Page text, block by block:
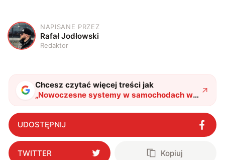
R
NAPISANE PRZEZ
Rafał Jodłowski
Redaktor
Chcesz czytać więcej treści jak
„Nowoczesne systemy w samochodach w
pigułce. ADAS, tempomat adaptacyjny i
asystenci pasa"?
UDOSTĘPNIJ
TWITTER Kopiuj